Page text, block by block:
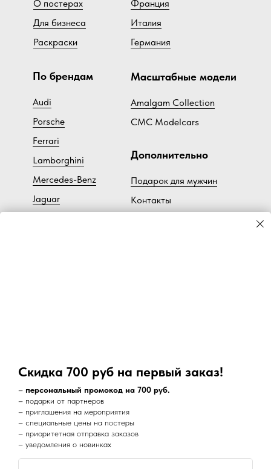
Скидка 700 руб на первый заказ!
– персональный промокод на 700 руб.
– подарки от партнеров
– приглашения на мероприятия
– специальные цены на постеры
– приоритетная отправка заказов
– уведомления о новинках
Наш супер канал в Telegram:
О постерах
Для бизнеса
Раскраски
По брендам
Audi
Porsche
Ferrari
Lamborghini
Mercedes-Benz
Jaguar
Volvo
Франция
Италия
Германия
Масштабные модели
Amalgam Collection
CMC Modelcars
Дополнительно
Подарок для мужчин
Контакты